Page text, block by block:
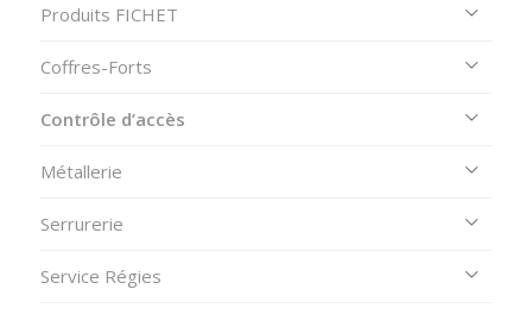
Produits FICHET
Coffres-Forts
Contrôle d’accès
Métallerie
Serrurerie
Service Régies